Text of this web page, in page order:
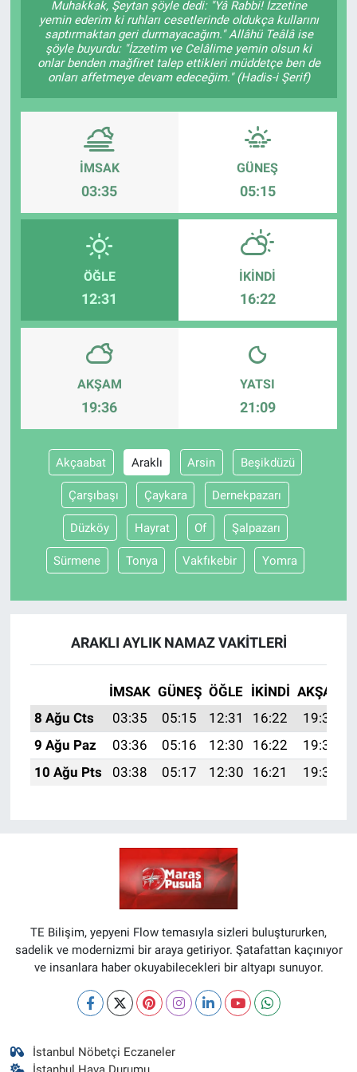
Muhakkak, Şeytan şöyle dedi: "Yâ Rabbi! İzzetine
yemin ederim ki ruhları cesetlerinde oldukça kullarını
saptırmaktan geri durmayacağım." Allâhü Teâlâ ise
şöyle buyurdu: "İzzetim ve Celâlime yemin olsun ki
onlar benden mağfiret talep ettikleri müddetçe ben de
onları affetmeye devam edeceğim." (Hadis-i Şerif)
İMSAK
03:35
GÜNEŞ
05:15
ÖĞLE
12:31
İKINDI
16:22
AKŞAM
19:36
YATSI
21:09
Akçaabat Araklı Arsin Beşikdüzü
Çarşıbaşı Çaykara Dernekpazarı
Düzköy Hayrat Of Şalpazarı
Sürmene Tonya Vakfıkebir Yomra
ARAKLI AYLIK NAMAZ VAKITLERI
İMSAK GÜNEŞ ÖĞLE İKINDI AKŞAM
8 Ağu Cts
03:35 05:15 12:31 16:22 19:36
9 Ağu Paz
03:36 05:16 12:30 16:22 19:34
10 Ağu Pts
03:38 05:17 12:30 16:21 19:33
TE Bilişim, yepyeni Flow temasıyla sizleri buluştururken,
sadelik ve modernizmi bir araya getiriyor. Şatafattan kaçınıyor
ve insanlara haber okuyabilecekleri bir altyapı sunuyor.
İstanbul Nöbetçi Eczaneler
TEKNOLOJİ
Dünya
İlçeler
MAGAZİN
Bilim, Teknoloji
ASAYİŞ
ÇEVRE
EĞİTİM
BİLİM VE TEKNOLOJİ
Bölge